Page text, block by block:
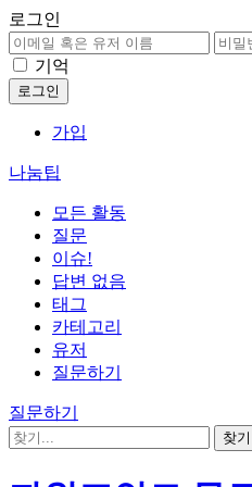
로그인
기억
가입
나눔팁
모든 활동
질문
이슈!
답변 없음
태그
카테고리
유저
질문하기
질문하기